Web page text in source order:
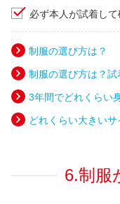
必ず本人が試着して
制服の選び方は？
制服の選び方は？
3年間でどれくらい
どれくらい大きい
6.制服